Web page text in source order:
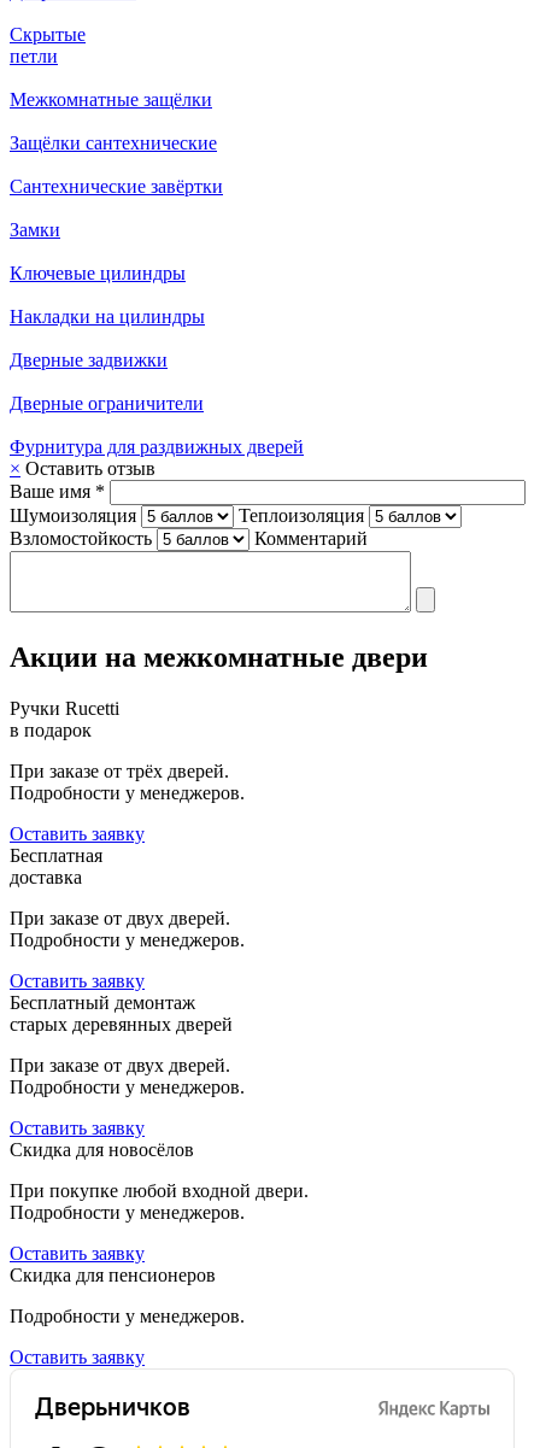
Скрытые
петли
Межкомнатные защёлки
Защёлки сантехнические
Сантехнические завёртки
Замки
Ключевые цилиндры
Накладки на цилиндры
Дверные задвижки
Дверные ограничители
Фурнитура для раздвижных дверей
× Оставить отзыв
Ваше имя *
Шумоизоляция
Теплоизоляция
Взломостойкость
Комментарий
Акции на межкомнатные двери
Ручки Rucetti
в подарок
При заказе от трёх дверей.
Подробности у менеджеров.
Оставить заявку
Бесплатная
доставка
При заказе от двух дверей.
Подробности у менеджеров.
Оставить заявку
Бесплатный демонтаж
старых деревянных дверей
При заказе от двух дверей.
Подробности у менеджеров.
Оставить заявку
Скидка для новосёлов
При покупке любой входной двери.
Подробности у менеджеров.
Оставить заявку
Скидка для пенсионеров
Подробности у менеджеров.
Оставить заявку